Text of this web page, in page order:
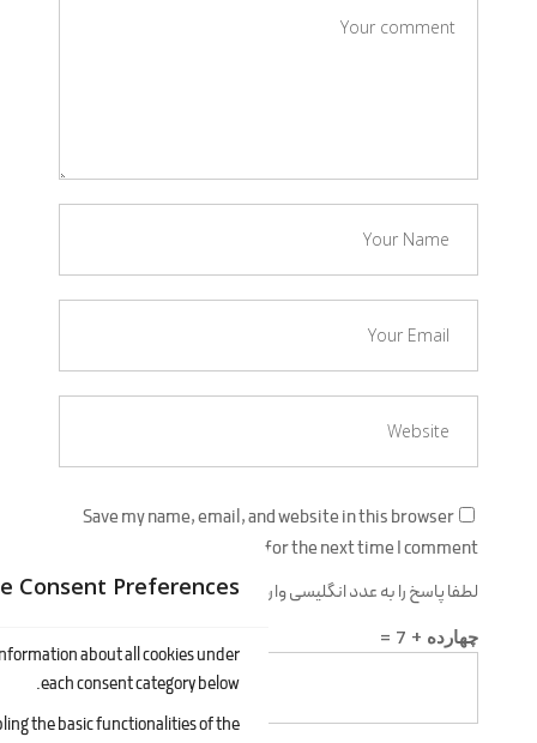
Consent Preferences
about all cookies under
each consent category below.
the basic functionalities of the
Save my name, email, and website in this browser
for the next time I comment.
لطفا پاسخ را به عدد انگلیسی وارد کنید:
چهارده + 7 =